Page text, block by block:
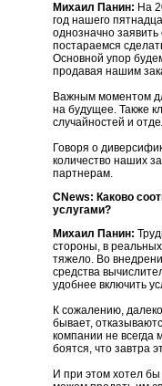
Михаил Панин: На
год нашего
однозначно заявить
постараемся
Основной упор
продавая нашим
Важным моментом
на будущее. Также
случайностей и
Говоря о
количество наших
партнерам.
CNews: Каково
услугами?
Михаил Панин:
стороны, в
тяжело. Во
средства
удобнее включить
К сожалению,
бывает,
компании не всегда
боятся, что завтра
И при этом хотел